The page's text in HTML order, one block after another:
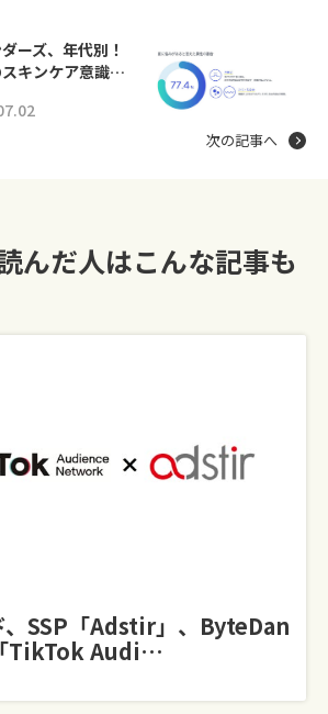
ーズ、年代別！
キンケア意識…
次の記事へ
んだ人はこんな記事も
、SSP「adstir」、ByteDan
TikTok Audi…